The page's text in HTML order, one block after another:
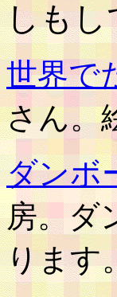
しもし
世界で
さん。
ダンボ
房。ダ
ります